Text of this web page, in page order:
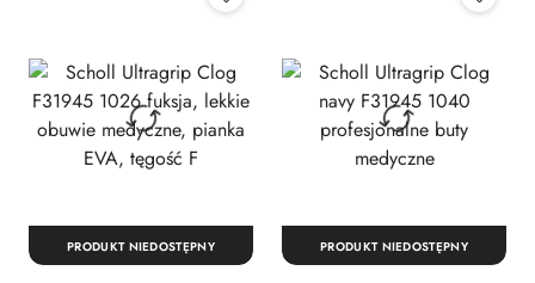
PRODUKT NIEDOSTĘPNY PRODUKT NIEDOSTĘPNY